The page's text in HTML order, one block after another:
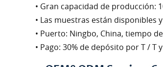
• Gran capacidad de producción:
• Las muestras están disponibles
• Puerto: Ningbo, China, tiempo de
• Pago: 30% de depósito por T / T